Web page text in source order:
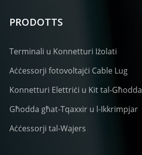
PRODOTTS
Terminali u Konnetturi Iżolati
Aċċessorji fotovoltajċi Cable Lug
Konnetturi Elettriċi u Kit tal-Għodda
Għodda għat-Tqaxxir u l-Ikkrimpjar
Aċċessorji tal-Wajers